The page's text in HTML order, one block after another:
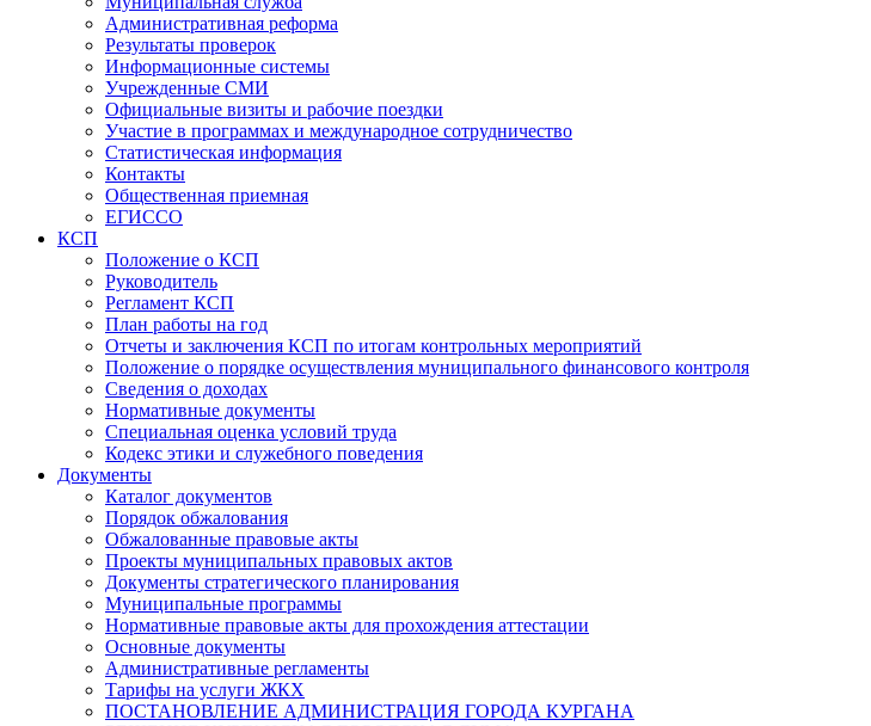
Административная реформа
Результаты проверок
Информационные системы
Учрежденные СМИ
Официальные визиты и рабочие поездки
Участие в программах и международное сотрудничество
Статистическая информация
Контакты
Общественная приемная
ЕГИССО
КСП
Положение о КСП
Руководитель
Регламент КСП
План работы на год
Отчеты и заключения КСП по итогам контрольных мероприятий
Положение о порядке осуществления муниципального финансового контроля
Сведения о доходах
Нормативные документы
Специальная оценка условий труда
Кодекс этики и служебного поведения
Документы
Каталог документов
Порядок обжалования
Обжалованные правовые акты
Проекты муниципальных правовых актов
Документы стратегического планирования
Муниципальные программы
Нормативные правовые акты для прохождения аттестации
Основные документы
Административные регламенты
Тарифы на услуги ЖКХ
ПОСТАНОВЛЕНИЕ АДМИНИСТРАЦИЯ ГОРОДА КУРГАНА